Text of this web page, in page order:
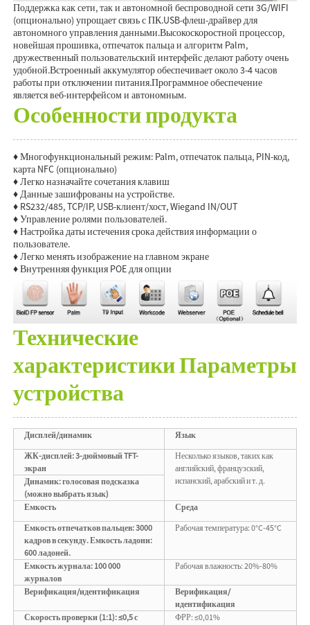
Поддержка как сети, так и автономной беспроводной сети 3G/WIFI
(опционально) упрощает связь с ПК.USB-флеш-драйвер для
автономного управления данными.Высокоскоростной процессор,
новейшая прошивка, отпечаток пальца и алгоритм Palm,
дружественный пользовательский интерфейс делают работу очень
удобной.Встроенный аккумулятор обеспечивает около 3-4 часов
работы при отключении питания.Программное обеспечение
является веб-интерфейсом и автономным.
Особенности продукта
♦ Многофункциональный режим: Palm, отпечаток пальца, PIN-код,
карта NFC (опционально)
♦ Легко назначайте сочетания клавиш
♦ Данные зашифрованы на устройстве.
♦ RS232/485, TCP/IP, USB-клиент/хост, Wiegand IN/OUT
♦ Управление ролями пользователей.
♦ Настройка даты истечения срока действия информации о
пользователе.
♦ Легко менять изображение на главном экране
♦ Внутренняя функция POE для опции
Технические
характеристики Параметры
устройства
Дисплей/динамик
Язык
ЖК-дисплей: 3-дюймовый TFT-
экран
Несколько языков, таких как
английский, французский,
испанский, арабский и т. д.
Динамик: голосовая подсказка
(можно выбрать язык)
Емкость
Среда
Емкость отпечатков пальцев: 3000
кадров в секунду. Емкость ладони:
600 ладоней.
Рабочая температура: 0°C-45°C
Емкость журнала: 100 000
журналов
Рабочая влажность: 20%-80%
Верификация/идентификация
Верификация/
идентификация
Скорость проверки (1:1): ≤0,5 с
ФРР: ≤0,01%